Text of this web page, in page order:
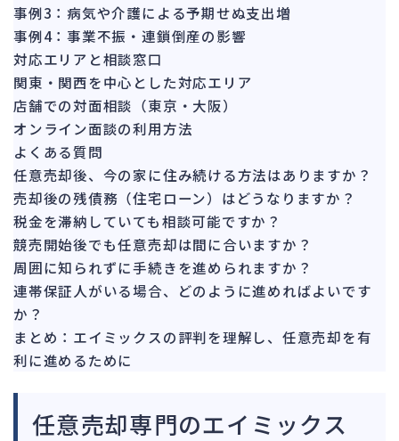
事例3：病気や介護による予期せぬ支出増
事例4：事業不振・連鎖倒産の影響
対応エリアと相談窓口
関東・関西を中心とした対応エリア
店舗での対面相談（東京・大阪）
オンライン面談の利用方法
よくある質問
任意売却後、今の家に住み続ける方法はありますか？
売却後の残債務（住宅ローン）はどうなりますか？
税金を滞納していても相談可能ですか？
競売開始後でも任意売却は間に合いますか？
周囲に知られずに手続きを進められますか？
連帯保証人がいる場合、どのように進めればよいです
か？
まとめ：エイミックスの評判を理解し、任意売却を有
利に進めるために
任意売却専門のエイミックス